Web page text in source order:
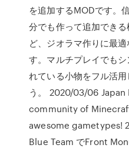
を追加するMODです。
分でも作って追加でき
ど、ジオラマ作りに最
す。マルチプレイでも
れている小物をフル活
う。 2020/03/06
community of
awesome gametypes!
Blue Team でFront